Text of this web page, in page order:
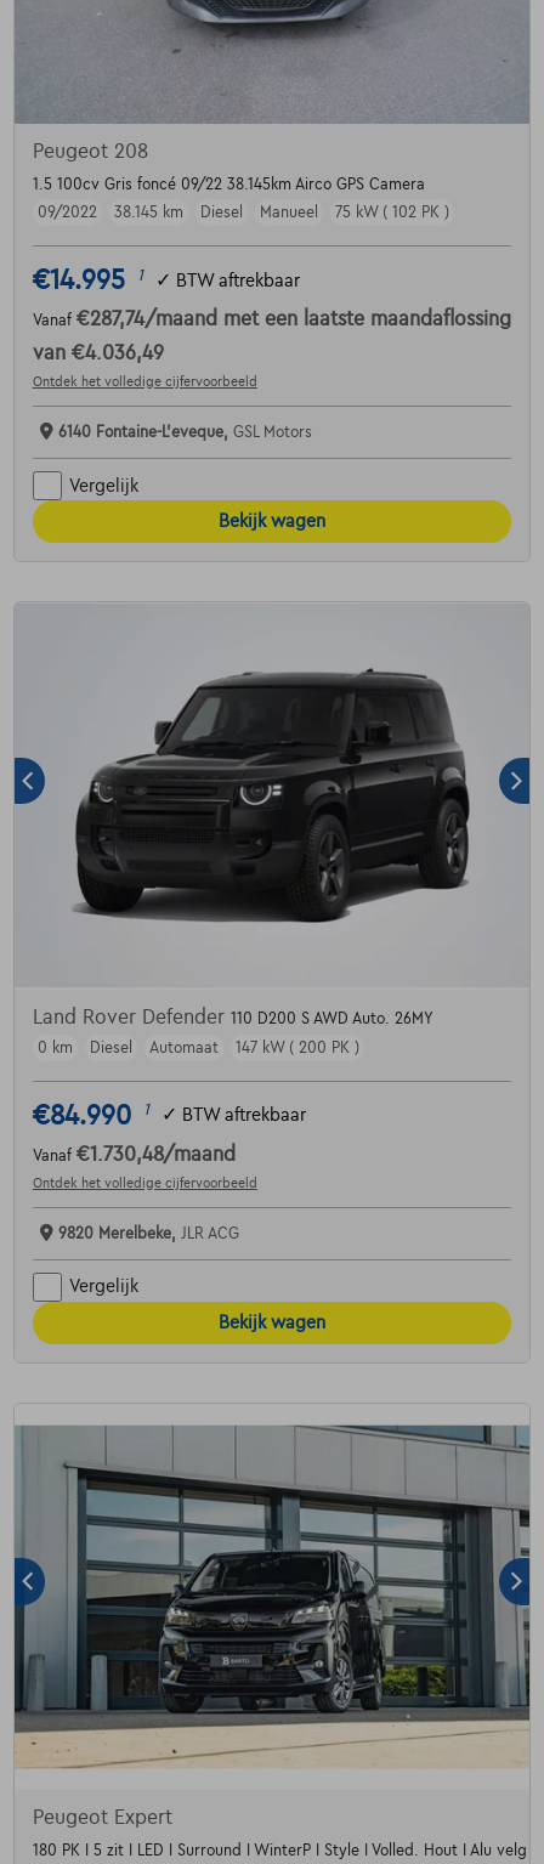
Peugeot 208
1.5 100cv Gris foncé 09/22 38.145km Airco GPS Camera
09/2022
38.145 km Diesel Manueel 75 kW ( 102 PK )
€14.995 1 ✓ BTW aftrekbaar
Vanaf €287,74/maand met een laatste maandaflossing
van €4.036,49
Ontdek het volledige cijfervoorbeeld
6140 Fontaine-L'eveque, GSL Motors
Vergelijk
Bekijk wagen
Land Rover Defender 110 D200 S AWD Auto. 26MY
0 km
Diesel Automaat 147 kW ( 200 PK )
€84.990 1 ✓ BTW aftrekbaar
Vanaf €1.730,48/maand
Ontdek het volledige cijfervoorbeeld
9820 Merelbeke, JLR ACG
Vergelijk
Bekijk wagen
Peugeot Expert
180 PK I 5 zit I LED I Surround I WinterP I Style I Volled. Hout I Alu velg |